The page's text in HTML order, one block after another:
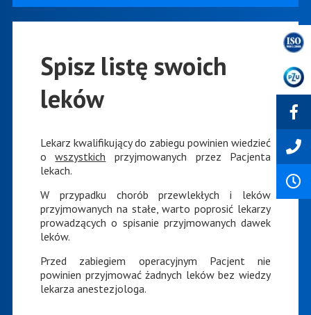
Spisz listę swoich
leków
Lekarz kwalifikujący do zabiegu powinien wiedzieć
owszystkich przyjmowanych przez Pacjenta
lekach.
W przypadku chorób przewlekłych i leków
przyjmowanych na stałe, warto poprosić lekarzy
prowadzących o spisanie przyjmowanych dawek
leków.
Przed zabiegiem operacyjnym Pacjent nie
powinien przyjmować żadnych leków bez wiedzy
lekarza anestezjologa.